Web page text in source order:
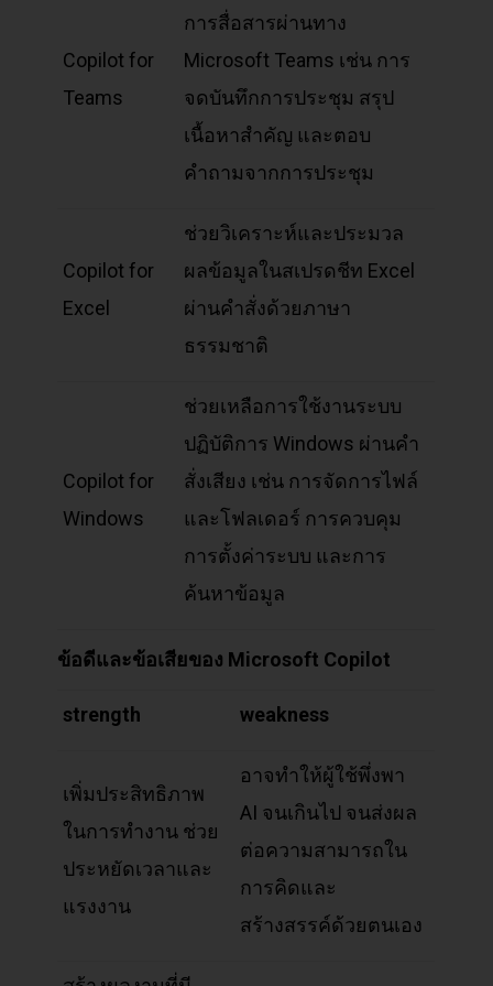
Copilot for
Teams
การสื่อสารผ่านทาง
Microsoft Teams เช่น การ
จดบันทึกการประชุม สรุป
เนื้อหาสำคัญ และตอบ
คำถามจากการประชุม
Copilot for
Excel
ช่วยวิเคราะห์และประมวล
ผลข้อมูลในสเปรดชีท Excel
ผ่านคำสั่งด้วยภาษา
ธรรมชาติ
Copilot for
Windows
ช่วยเหลือการใช้งานระบบ
ปฏิบัติการ Windows ผ่านคำ
สั่งเสียง เช่น การจัดการไฟล์
และโฟลเดอร์ การควบคุม
การตั้งค่าระบบ และการ
ค้นหาข้อมูล
ข้อดีและข้อเสียของ Microsoft Copilot
strength weakness
เพิ่มประสิทธิภาพ
ในการทำงาน ช่วย
ประหยัดเวลาและ
แรงงาน
อาจทำให้ผู้ใช้พึ่งพา
AI จนเกินไป จนส่งผล
ต่อความสามารถใน
การคิดและ
สร้างสรรค์ด้วยตนเอง